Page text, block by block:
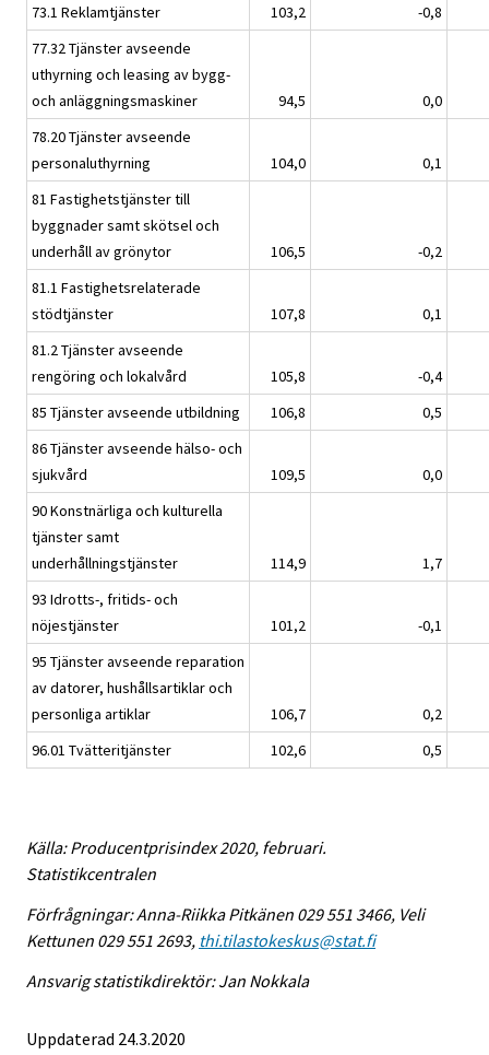
73.1 Reklamtjänster 103,2
-0,8
77.32 Tjänster avseende
uthyrning och leasing av bygg-
och anläggningsmaskiner
94,5
0,0
78.20 Tjänster avseende
personaluthyrning
104,0
0,1
81 Fastighetstjänster till
byggnader samt skötsel och
underhåll av grönytor
106,5
-0,2
81.1 Fastighetsrelaterade
stödtjänster
107,8
0,1
81.2 Tjänster avseende
rengöring och lokalvård
105,8
-0,4
85 Tjänster avseende utbildning
106,8
0,5
86 Tjänster avseende hälso- och
sjukvård
109,5
0,0
90 Konstnärliga och kulturella
tjänster samt
underhållningstjänster
114,9
1,7
93 Idrotts-, fritids- och
nöjestjänster
101,2
-0,1
95 Tjänster avseende reparation
av datorer, hushållsartiklar och
personliga artiklar
106,7
0,2
96.01 Tvätteritjänster
102,6 0,5
Källa: Producentprisindex 2020, februari.
Statistikcentralen
Förfrågningar: Anna-Riikka Pitkänen 029 551 3466, Veli
Kettunen 029 551 2693, thi.tilastokeskus@stat.fi
Ansvarig statistikdirektör: Jan Nokkala
Uppdaterad 24.3.2020